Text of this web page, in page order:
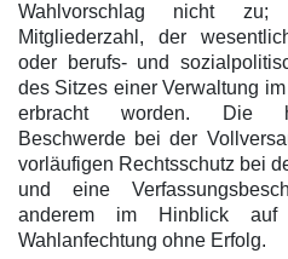
Wahlvorschlag nicht
Mitgliederzahl, der
oder berufs- und
des Sitzes einer Verwaltung
erbracht worden. Die
Beschwerde bei der
vorläufigen Rechtsschutz bei
und eine
anderem im Hinblick
Wahlanfechtung ohne Erfolg.